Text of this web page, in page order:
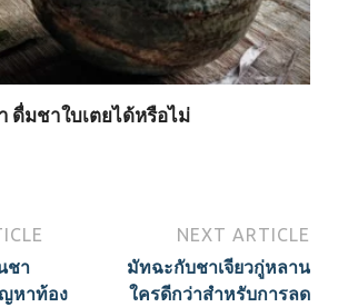
ดื่มชาใบเตยได้หรือไม่
ชา
หาท้อง
NEXT ARTICLE
มัทฉะกับชาเจียวกู่หลาน
ใครดีกว่าสำหรับการลด